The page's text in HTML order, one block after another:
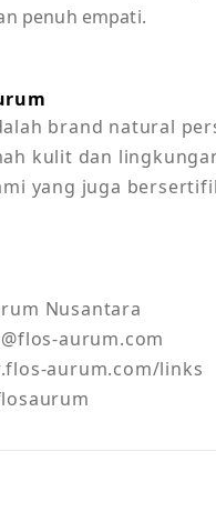
penuh empati.
brand natural
kulit dan
yang juga
Nusantara
aurum.com
aurum.com/links